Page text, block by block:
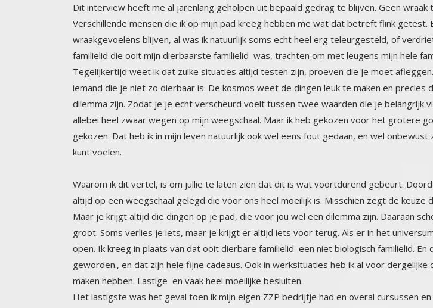
Dit interview heeft me al jarenlang geholpen uit bepaald gedrag te blijven. Geen
Verschillende mensen die ik op mijn pad kreeg hebben me wat dat betreft flink getest. En
wraakgevoelens blijven, al was ik natuurlijk soms echt heel erg teleurgesteld, of
familielid die ooit mijn dierbaarste familielid was, trachten om met leugens mijn hele
Tegelijkertijd weet ik dat zulke situaties altijd testen zijn, proeven die je moet afleggen.
iemand die je niet zo dierbaar is. De kosmos weet de dingen leuk te maken en precies
dilemma zijn. Zodat je je echt verscheurd voelt tussen twee waarden die je belangrijk
allebei heel zwaar wegen op mijn weegschaal. Maar ik heb gekozen voor het grotere
gekozen. Dat heb ik in mijn leven natuurlijk ook wel eens fout gedaan, en wel onbewust
kunt voelen.
Waarom ik dit vertel, is om jullie te laten zien dat dit is wat voortdurend gebeurt.
altijd op een weegschaal gelegd die voor ons heel moeilijk is. Misschien zegt de
Maar je krijgt altijd die dingen op je pad, die voor jou wel een dilemma zijn.
groot. Soms verlies je iets, maar je krijgt er altijd iets voor terug. Als er in het
open. Ik kreeg in plaats van dat ooit dierbare familielid een niet biologisch
geworden., en dat zijn hele fijne cadeaus. Ook in werksituaties heb ik al voor
maken hebben. Lastige en vaak heel moeilijke besluiten..
Het lastigste was het geval toen ik mijn eigen ZZP bedrijfje had en overal cursussen
opdracht in mijn portefeuille en ik was in overleg over een hele grote opdracht die